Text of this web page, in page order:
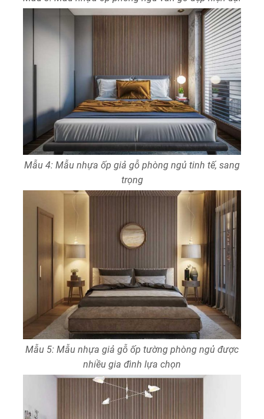
Mẫu 4: Mẫu nhựa ốp giả gỗ phòng ngủ tinh tế, sang
trọng
Mẫu 5: Mẫu nhựa giả gỗ ốp tường phòng ngủ được
nhiều gia đình lựa chọn